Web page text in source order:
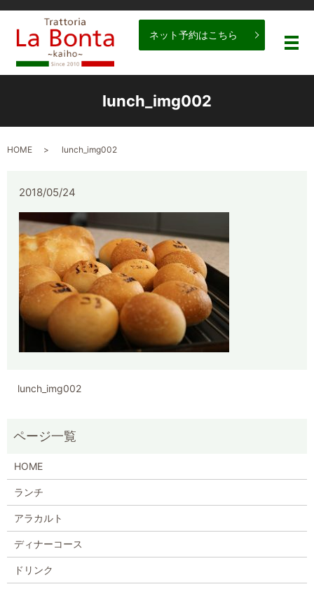
ネット予約はこちら
メ
lunch_img002
HOME lunch_img002
2018/05/24
lunch_img002
HOME
ランチ
アラカルト
ディナーコース
ドリンク